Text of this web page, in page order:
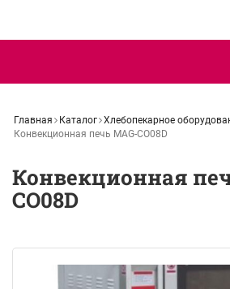
Главная Каталог Хлебопекарное
Конвекционная печь MAG-CO08D
Конвекционная
CO08D